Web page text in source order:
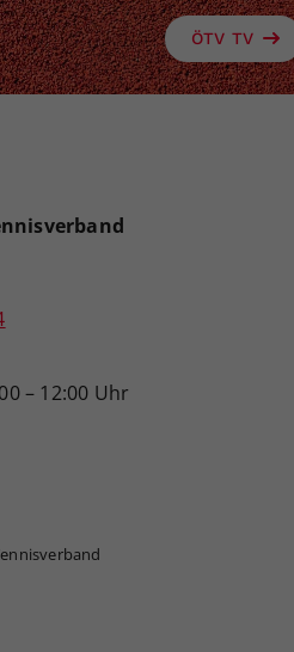
ÖTV TV
– 12:00 Uhr